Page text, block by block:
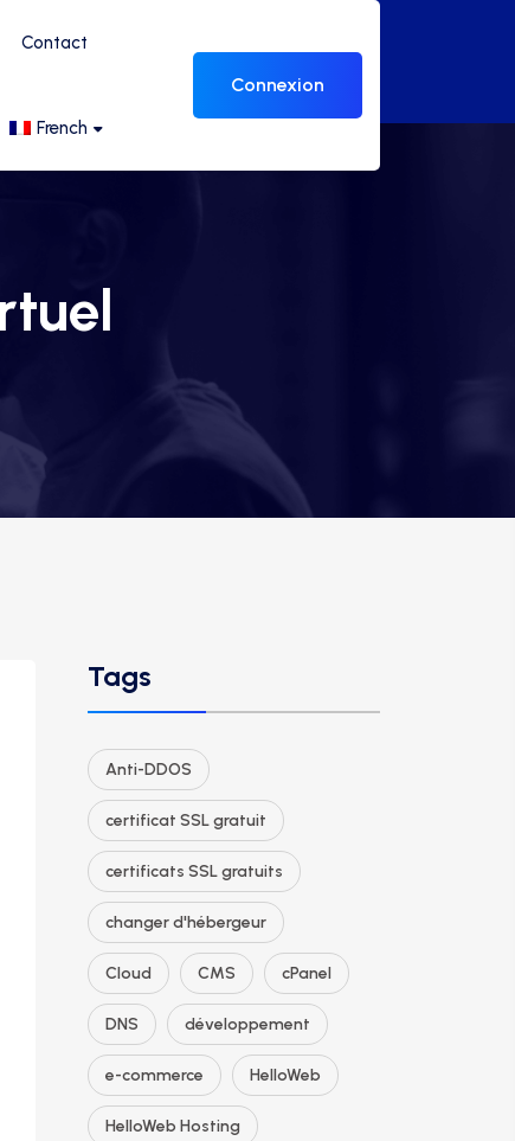
Contact
French
Connexion
Tags
Anti-DDOS
certificat SSL gratuit
certificats SSL gratuits
changer d'hébergeur
Cloud CMS cPanel
DNS développement
e-commerce HelloWeb
HelloWeb Hosting